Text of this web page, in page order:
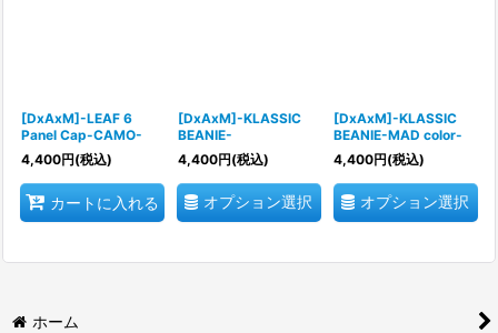
[DxAxM]-LEAF 6
Panel Cap-CAMO-
4,400円(税込)
カートに入れる
[DxAxM]-KLASSIC
BEANIE-
4,400円(税込)
オプション選択
[DxAxM]-KLASSIC
BEANIE-MAD color-
4,400円(税込)
オプション選択
ホーム